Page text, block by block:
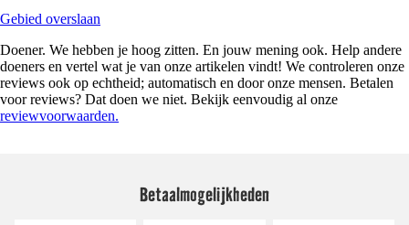
Gebied overslaan
Doener. We hebben je hoog zitten. En jouw mening ook. Help andere
doeners en vertel wat je van onze artikelen vindt! We controleren onze
reviews ook op echtheid; automatisch en door onze mensen. Betalen
voor reviews? Dat doen we niet. Bekijk eenvoudig al onze
reviewvoorwaarden.
Betaalmogelijkheden